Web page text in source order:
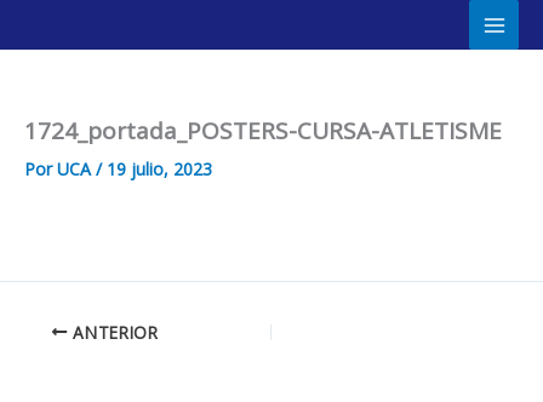
al
Main
1724_portada_POSTERS-CURSA-ATLETISME
PorUCA/ 19 julio, 2023
ANTERIOR